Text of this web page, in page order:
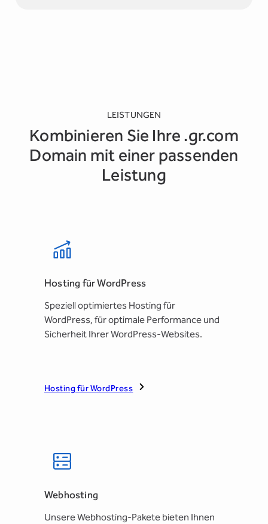
LEISTUNGEN
Kombinieren Sie Ihre .gr.com
Domain mit einer passenden
Leistung
Hosting für WordPress
Speziell optimiertes Hosting für
WordPress, für optimale Performance und
Sicherheit Ihrer WordPress-Websites.
Hosting für WordPress
Webhosting
Unsere Webhosting-Pakete bieten Ihnen